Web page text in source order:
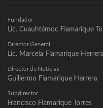
Fundador
Lic. Cuauhtémoc Flamarique
Director General
Lic. Marcela Flamarique Herrera
Director de Noticias
Guillermo Flamarique Herrera
Subdirector
Francisco Flamarique Torres